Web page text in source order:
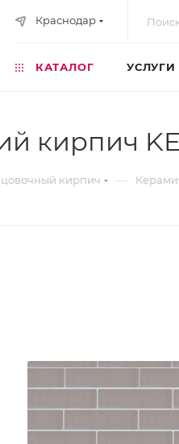
Краснодар
КАТАЛОГ УСЛУГИ
кирпич
кирпич —